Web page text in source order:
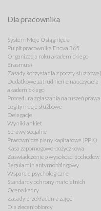
Dla pracownika
System Moje Osiągnięcia
Pulpit pracownika Enova 365
Organizacja roku akademickiego
Erasmus+
Zasady korzystania z poczty służbowej
Dodatkowe zatrudnienie nauczyciela
akademickiego
Procedura zgłaszania naruszeń prawa
Legitymacje służbowe
Delegacje
Wyniki ankiet
Sprawy socjalne
Pracownicze plany kapitałowe (PPK)
Kasa zapomogowo-pożyczkowa
Zaświadczenie o wysokości dochodów
Regulamin antymobbingowy
Wsparcie psychologiczne
Standardy ochrony małoletnich
Ocena kadry
Zasady przekładania zajęć
Dla zleceniobiorcy